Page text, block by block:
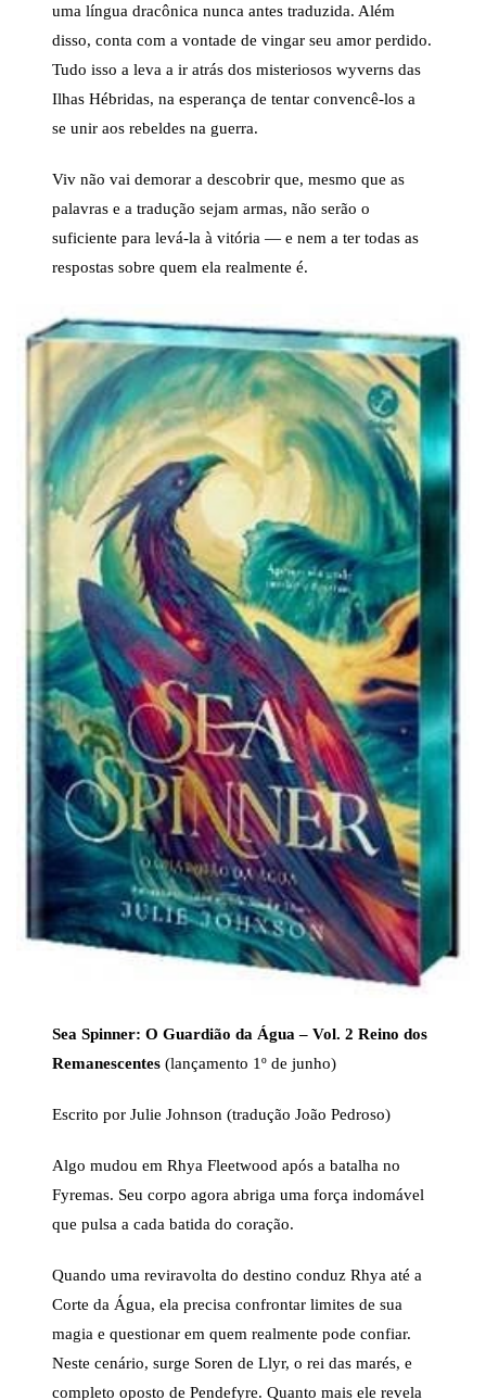
uma língua dracônica nunca antes traduzida. Além
disso, conta com a vontade de vingar seu amor perdido.
Tudo isso a leva a ir atrás dos misteriosos wyverns das
Ilhas Hébridas, na esperança de tentar convencê-los a
se unir aos rebeldes na guerra.
Viv não vai demorar a descobrir que, mesmo que as
palavras e a tradução sejam armas, não serão o
suficiente para levá-la à vitória — e nem a ter todas as
respostas sobre quem ela realmente é.
Sea Spinner: O Guardião da Água – Vol. 2 Reino dos
Remanescentes (lançamento 1º de junho)
Escrito por Julie Johnson (tradução João Pedroso)
Algo mudou em Rhya Fleetwood após a batalha no
Fyremas. Seu corpo agora abriga uma força indomável
que pulsa a cada batida do coração.
Quando uma reviravolta do destino conduz Rhya até a
Corte da Água, ela precisa confrontar limites de sua
magia e questionar em quem realmente pode confiar.
Neste cenário, surge Soren de Llyr, o rei das marés, e
completo oposto de Pendefyre. Quanto mais ele revela